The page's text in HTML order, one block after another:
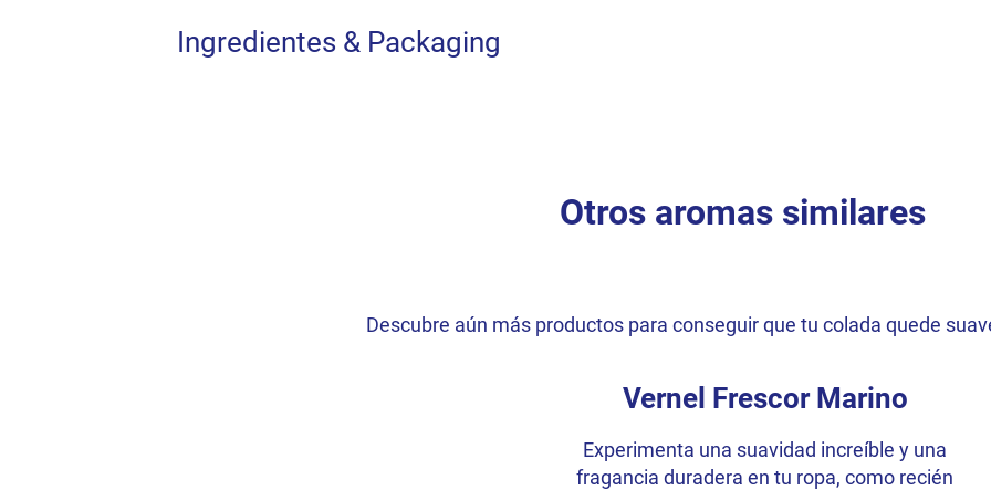
Ingredientes & Packaging
Otros aromas similares
Descubre aún más productos para conseguir que tu colada quede
Vernel Frescor Marino
Experimenta una suavidad increíble y una
fragancia duradera en tu ropa, como recién